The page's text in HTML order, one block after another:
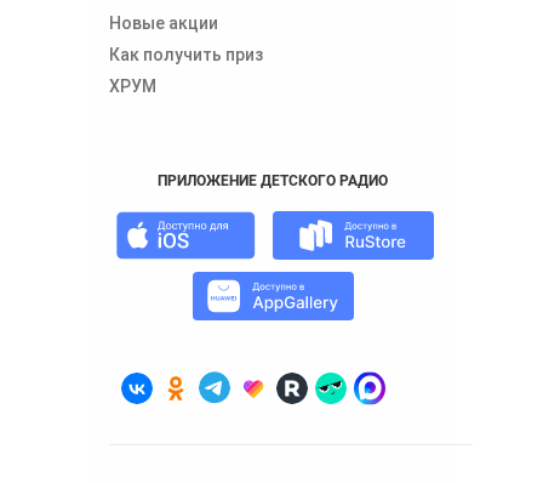
Новые акции
Как получить приз
ХРУМ
ПРИЛОЖЕНИЕ ДЕТСКОГО РАДИО